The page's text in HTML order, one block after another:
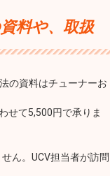
料や、取扱
の資料はチューナーお
せて5,500円で承りま
ん。UCV担当者が訪問